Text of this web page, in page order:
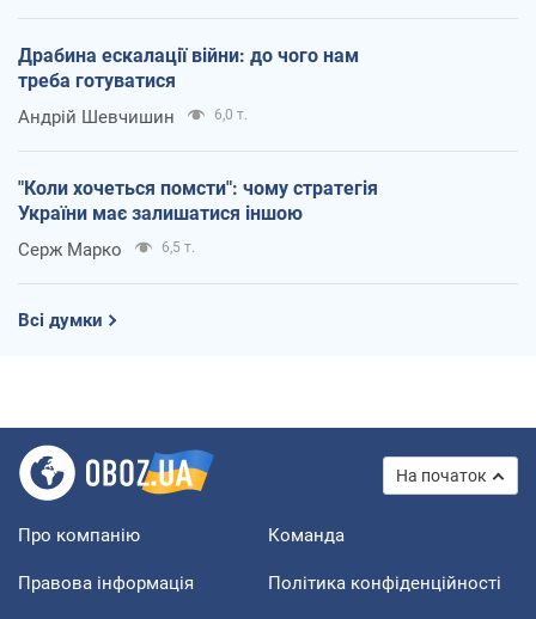
Драбина ескалації війни: до чого нам
треба готуватися
Андрій Шевчишин 6,0 т.
"Коли хочеться помсти": чому стратегія
України має залишатися іншою
Серж Марко 6,5 т.
Всі думки
На початок
Про компанію Команда
Правова інформація Політика конфіденційності